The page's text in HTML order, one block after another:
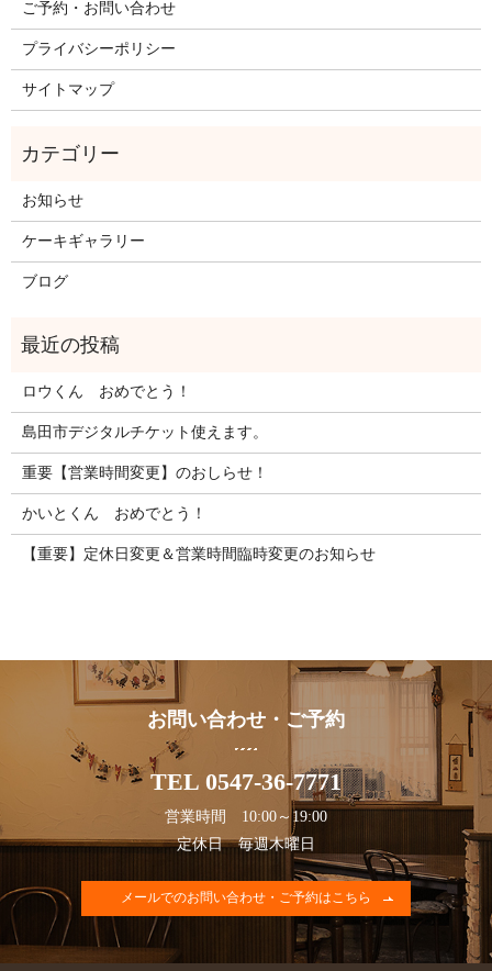
ご予約・お問い合わせ
プライバシーポリシー
サイトマップ
お知らせ
ケーキギャラリー
ブログ
ロウくん おめでとう！
島田市デジタルチケット使えます。
重要【営業時間変更】のおしらせ！
かいとくん おめでとう！
【重要】定休日変更＆営業時間臨時変更のお知らせ
お問い合わせ・ご予約
TEL 0547-36-7771
営業時間 10:00～19:00
定休日 毎週木曜日
メールでのお問い合わせ・ご予約はこちら